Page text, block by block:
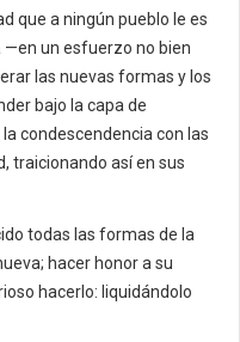
que a ningún pueblo le es
un esfuerzo no bien
las nuevas formas y los
bajo la capa de
condescendencia con las
traicionando así en sus
todas las formas de la
hacer honor a su
hacerlo: liquidándolo